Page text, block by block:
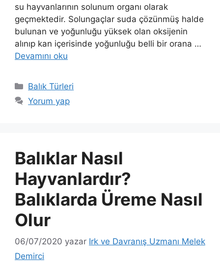
su hayvanlarının solunum organı olarak
geçmektedir. Solungaçlar suda çözünmüş halde
bulunan ve yoğunluğu yüksek olan oksijenin
alınıp kan içerisinde yoğunluğu belli bir orana …
Devamını oku
Kategoriler
Balık Türleri
Yorum yap
Balıklar Nasıl
Hayvanlardır?
Balıklarda Üreme Nasıl
Olur
06/07/2020 yazar Irk ve Davranış Uzmanı Melek
Demirci